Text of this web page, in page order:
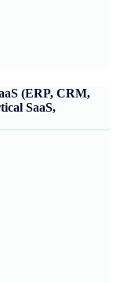
(ERP, CRM,
SaaS,